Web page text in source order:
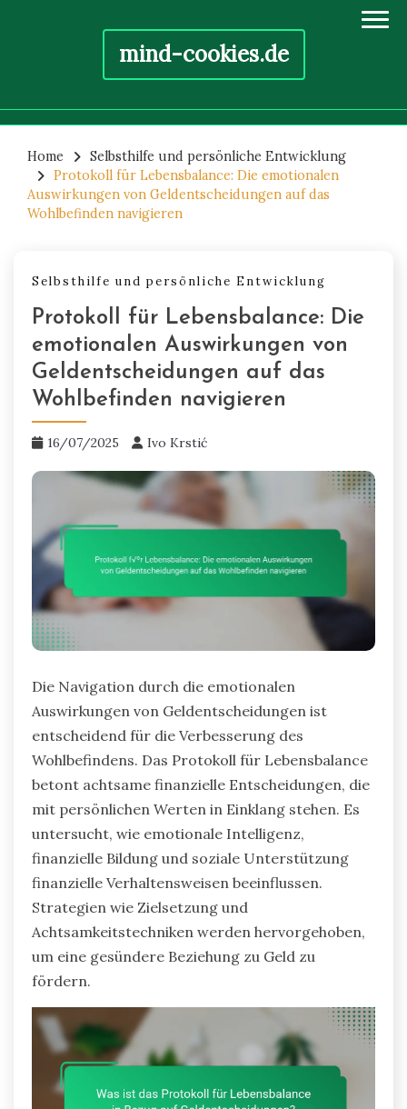
mind-cookies.de
content
Home
Selbsthilfe und persönliche Entwicklung
Protokoll für Lebensbalance: Die emotionalen
Auswirkungen von Geldentscheidungen auf das
Wohlbefinden navigieren
Selbsthilfe und persönliche Entwicklung
Protokoll für Lebensbalance: Die
emotionalen Auswirkungen von
Geldentscheidungen auf das
Wohlbefinden navigieren
16/07/2025 Ivo Krstić
Die Navigation durch die emotionalen
Auswirkungen von Geldentscheidungen ist
entscheidend für die Verbesserung des
Wohlbefindens. Das Protokoll für Lebensbalance
betont achtsame finanzielle Entscheidungen, die
mit persönlichen Werten in Einklang stehen. Es
untersucht, wie emotionale Intelligenz,
finanzielle Bildung und soziale Unterstützung
finanzielle Verhaltensweisen beeinflussen.
Strategien wie Zielsetzung und
Achtsamkeitstechniken werden hervorgehoben,
um eine gesündere Beziehung zu Geld zu
fördern.